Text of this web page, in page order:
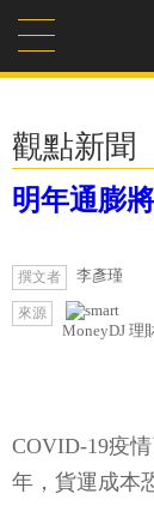
觀點新聞
明年通膨
撰文者 李彥瑾
來源
MoneyDJ 理
COVID-19疫
年，貨運成本